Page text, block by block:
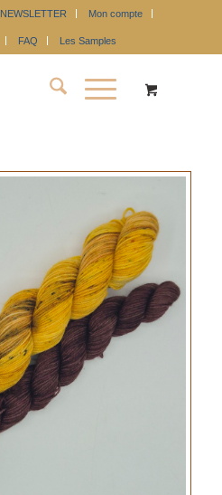
NEWSLETTER Mon compte
FAQ Les Samples